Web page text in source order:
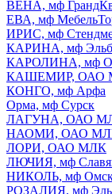
ВЕНА, мф
ЕВА, мф
ИРИС, мф
КАРИНА, мф
КАРОЛИНА, мф
КАШЕМИР, ОАО
КОНГО, мф Арфа
Орма, мф Сурск
ЛАГУНА, ОАО
НАОМИ, ОАО
ЛОРИ, ОАО МЛК
ЛЮЧИЯ, мф
НИКОЛЬ, мф
РОЗАЛИЯ, мф